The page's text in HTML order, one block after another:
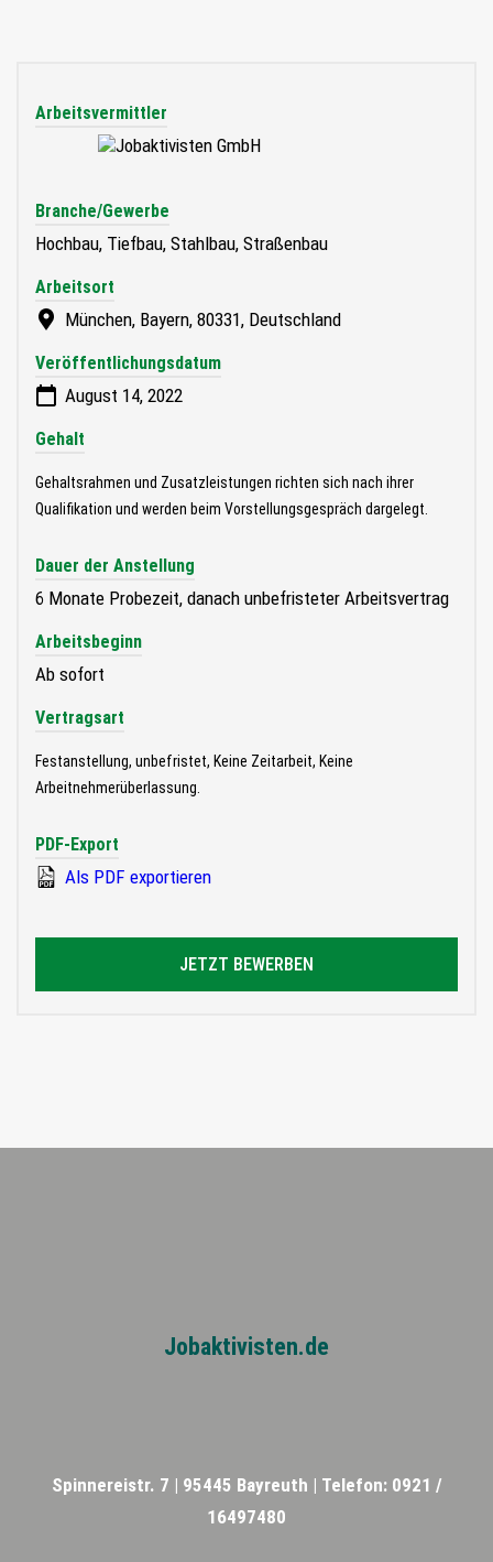
Arbeitsvermittler
Branche/Gewerbe
Hochbau, Tiefbau, Stahlbau, Straßenbau
Arbeitsort
München, Bayern, 80331, Deutschland
Veröffentlichungsdatum
August 14, 2022
Gehalt
Gehaltsrahmen und Zusatzleistungen richten sich nach ihrer
Qualifikation und werden beim Vorstellungsgespräch dargelegt.
Dauer der Anstellung
6 Monate Probezeit, danach unbefristeter Arbeitsvertrag
Arbeitsbeginn
Ab sofort
Vertragsart
Festanstellung, unbefristet, Keine Zeitarbeit, Keine
Arbeitnehmerüberlassung.
PDF-Export
Als PDF exportieren
JETZT BEWERBEN
Jobaktivisten.de
Spinnereistr. 7 | 95445 Bayreuth | Telefon: 0921 /
16497480